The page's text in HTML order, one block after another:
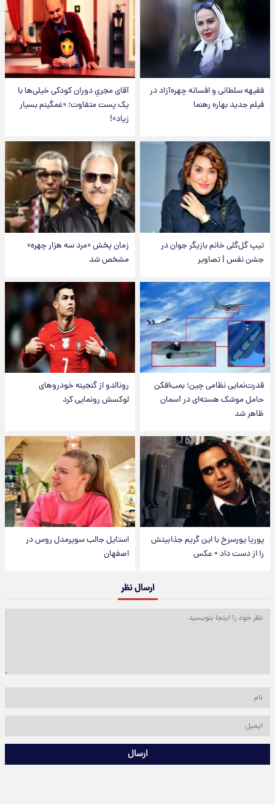
فقیهه سلطانی و افسانه چهره‌آزاد در
فیلم جدید بهاره رهنما
آقای مجریِ دوران کودکی خیلی‌ها با
یک پست متفاوت؛ «غمگینم بسیار
زیاد»!
تیپ گل‌گلی خانم بازیگر جوان در
جشن نفس | تصاویر
زمان پخش «مرد سه هزار چهره»
مشخص شد
قدرت‌نمایی نظامی چین؛ بمب‌افکن
حامل موشک هسته‌ای در آسمان
ظاهر شد
رونالدو از گنجینه خودروهای
لوکسش رونمایی کرد
پوریا پورسرخ با این گریم جذابیتش
را از دست داد + عکس
استایل جالب سوپرمدل روس در
اصفهان
ارسال نظر
ارسال